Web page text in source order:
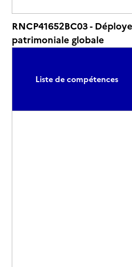
RNCP41652BC03 -
patrimoniale globale
Liste de compétences